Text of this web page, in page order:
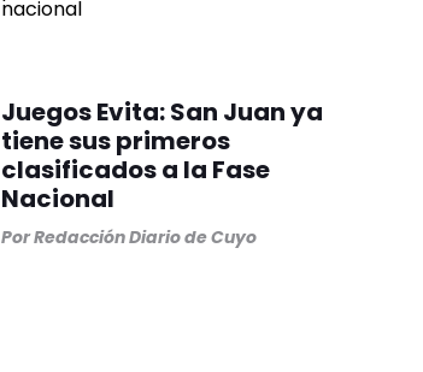
Juegos Evita: San Juan ya
tiene sus primeros
clasificados a la Fase
Nacional
PorRedacción Diario de Cuyo